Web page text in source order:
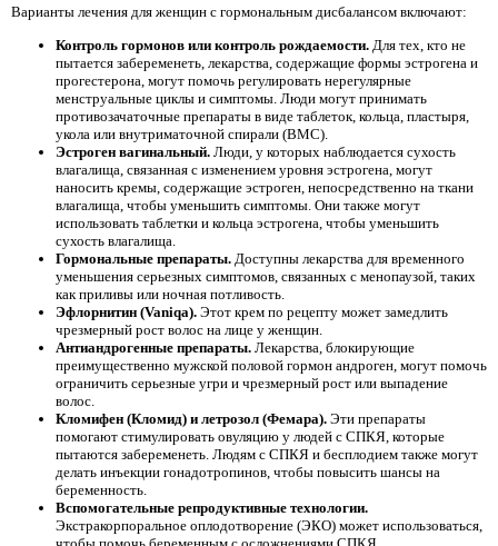
Варианты лечения для женщин с гормональным дисбалансом включают:
Контроль гормонов или контроль рождаемости. Для тех, кто не
пытается забеременеть, лекарства, содержащие формы эстрогена и
прогестерона, могут помочь регулировать нерегулярные
менструальные циклы и симптомы. Люди могут принимать
противозачаточные препараты в виде таблеток, кольца, пластыря,
укола или внутриматочной спирали (ВМС).
Эстроген вагинальный. Люди, у которых наблюдается сухость
влагалища, связанная с изменением уровня эстрогена, могут
наносить кремы, содержащие эстроген, непосредственно на ткани
влагалища, чтобы уменьшить симптомы. Они также могут
использовать таблетки и кольца эстрогена, чтобы уменьшить
сухость влагалища.
Гормональные препараты. Доступны лекарства для временного
уменьшения серьезных симптомов, связанных с менопаузой, таких
как приливы или ночная потливость.
Эфлорнитин (Vaniqa). Этот крем по рецепту может замедлить
чрезмерный рост волос на лице у женщин.
Антиандрогенные препараты. Лекарства, блокирующие
преимущественно мужской половой гормон андроген, могут помочь
ограничить серьезные угри и чрезмерный рост или выпадение
волос.
Кломифен (Кломид) и летрозол (Фемара). Эти препараты
помогают стимулировать овуляцию у людей с СПКЯ, которые
пытаются забеременеть. Людям с СПКЯ и бесплодием также могут
делать инъекции гонадотропинов, чтобы повысить шансы на
беременность.
Вспомогательные репродуктивные технологии.
Экстракорпоральное оплодотворение (ЭКО) может использоваться,